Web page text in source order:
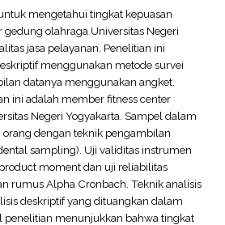
mengetahui tingkat kepuasan
gedung olahraga Universitas Negeri
jasa pelayanan. Penelitian ini
menggunakan metode survei
datanya menggunakan angket.
ini adalah member fitness center
Negeri Yogyakarta. Sampel dalam
dengan teknik pengambilan
sampling). Uji validitas instrumen
moment dan uji reliabilitas
rumus Alpha Cronbach. Teknik analisis
deskriptif yang dituangkan dalam
penelitian menunjukkan bahwa tingkat